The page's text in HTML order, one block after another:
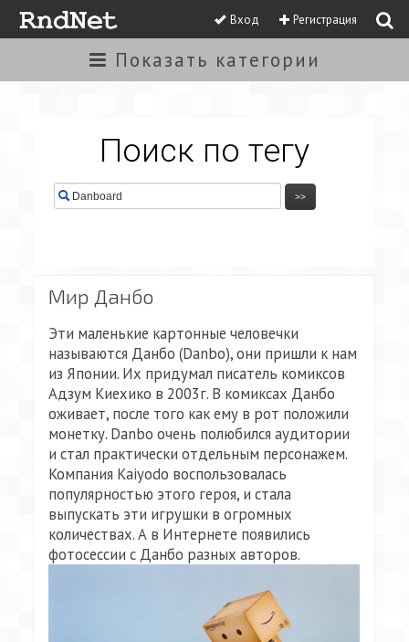
Вход Регистрация
Показать категории
Поиск по тегу
Мир Данбо
Эти маленькие картонные человечки
называются Данбо (Danbo), они пришли к нам
из Японии. Их придумал писатель комиксов
Адзум Киехико в 2003г. В комиксах Данбо
оживает, после того как ему в рот положили
монетку. Danbo очень полюбился аудитории
и стал практически отдельным персонажем.
Компания Kaiyodo воспользовалась
популярностью этого героя, и стала
выпускать эти игрушки в огромных
количествах. А в Интернете появились
фотосессии с Данбо разных авторов.